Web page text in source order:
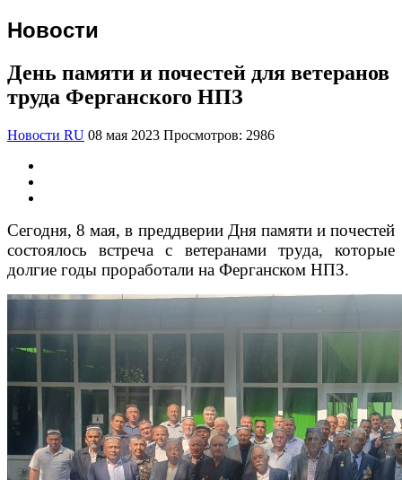
Новости
День памяти и почестей для ветеранов
труда Ферганского НПЗ
Новости RU 08 мая 2023 Просмотров: 2986
Сегодня, 8 мая, в преддверии Дня памяти и почестей
состоялось встреча с ветеранами труда, которые
долгие годы проработали на Ферганском НПЗ.